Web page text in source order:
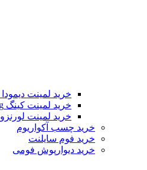
خرید لمینت دیمودا Dimoda
خرید لمینت کینگ King
خرید لمینت لورنزو
خرید چسب آکواریوم
خرید فوم سایلنت
خرید دیوارپوش فومی